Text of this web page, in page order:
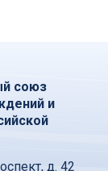
союз
и
д. 42